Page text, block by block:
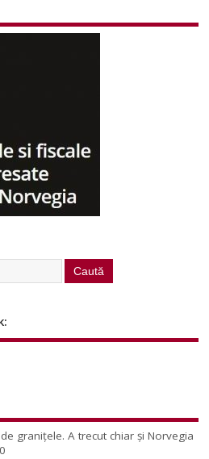
granițele. A trecut chiar și Norvegia